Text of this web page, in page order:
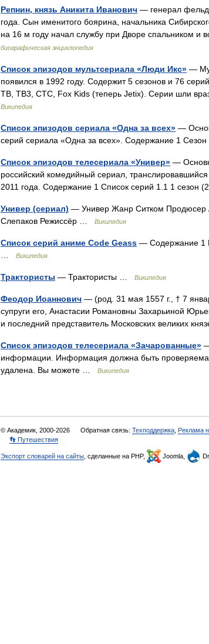
Репнин, князь Аникита Иванович — генерал
года. Сын именитого боярина, начальника
на 16 м году начал службу при Дворе спальником
биографическая энциклопедия
Список эпизодов мультсериала «Люди Икс» —
появился в 1992 году. Содержит 5 сезонов и 76
ТВ, ТВ3, СТС, Fox Kids (теперь Jetix). Серии шли
Википедия
Список эпизодов сериала «Одна за всех» —
серий сериала «Одна за всех». Содержание 1
Список эпизодов телесериала «Универ» —
российский комедийный сериал,
2011 года. Содержание 1 Список серий 1.1 1 сезон
Универ (сериал) — Универ Жанр Ситком Продюсер
Слепаков Режиссёр …
Википедия
Список серий аниме Code Geass — Содержание 1
Википедия
Трактористы — Трактористы … Википедия
Феодор Иоаннович — (род. 31 мая 1557 г., † 7
супруги его, Анастасии Романовны Захарьиной
и последний представитель Московских великих
Список эпизодов телесериала «Зачарованные»
информации. Информация должна быть
удалена. Вы можете …
Википедия
© Академик, 2000-2026 Обратная связь: Техподдержка Реклама
👣 Путешествия
Экспорт словарей на сайты , сделанные на PHP, Joomla,